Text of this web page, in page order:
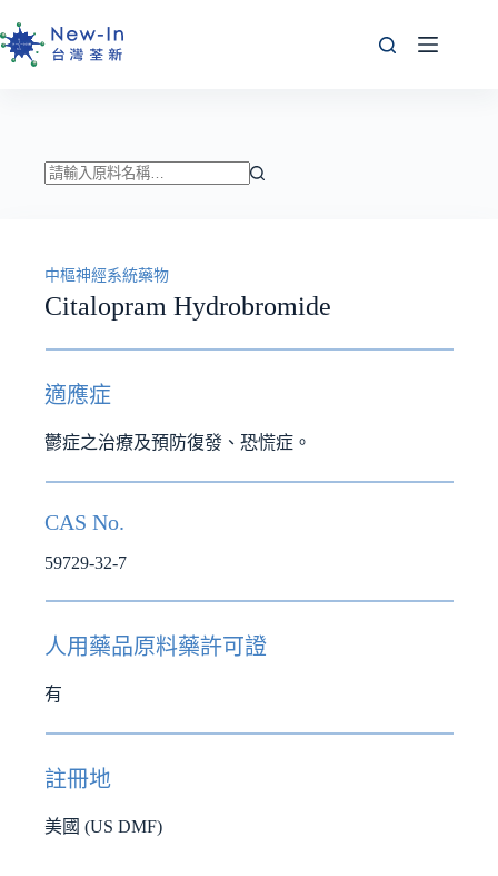
至
主
符
合
的
果
中樞神經系統藥物
Citalopram Hydrobromide
適應症
鬱症之治療及預防復發、恐慌症。
CAS No.
59729-32-7
人用藥品原料藥許可證
有
註冊地
美國 (US DMF)